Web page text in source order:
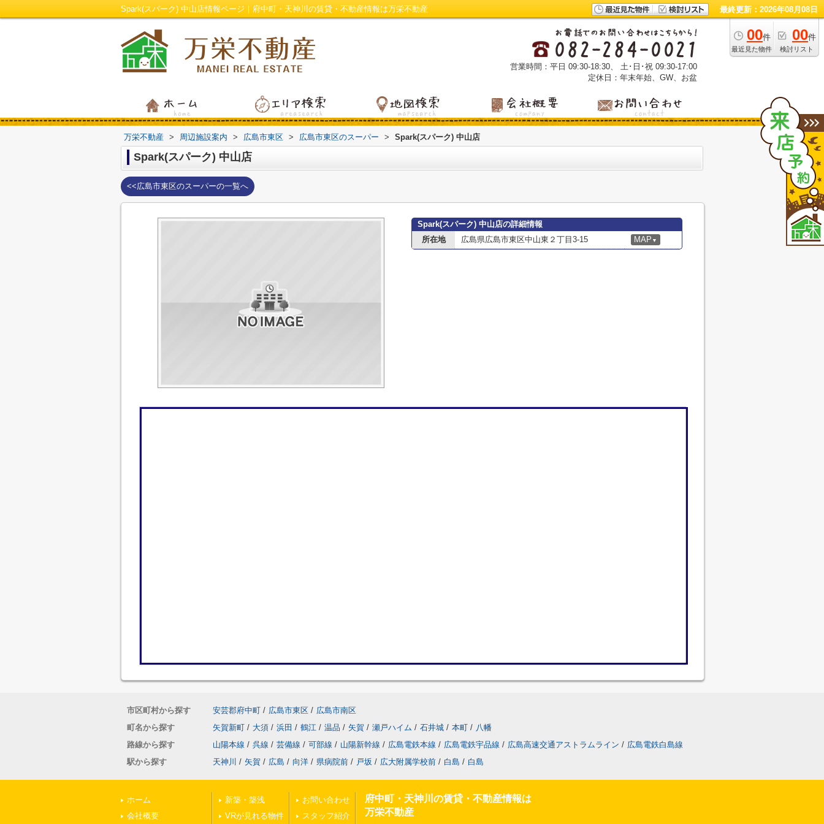
Spark(スパーク) 中山店情報ページ｜府中町・天神川の賃貸・不動産情報は万栄不動産 最終更新：2026年08月08日
00件
最近見た物件
00件
検討リスト
営業時間：平日 09:30-18:30、 土･日･祝 09:30-17:00
定休日：年末年始、GW、お盆
万栄不動産 > 周辺施設案内 > 広島市東区 > 広島市東区のスーパー > Spark(スパーク) 中山店
Spark(スパーク) 中山店
<<広島市東区のスーパーの一覧へ
Spark(スパーク) 中山店の詳細情報
所在地
広島県広島市東区中山東２丁目3-15 MAP ▼
市区町村から探す 安芸郡府中町 / 広島市東区 / 広島市南区
町名から探す
矢賀新町 / 大須 / 浜田 / 鶴江 / 温品 / 矢賀 / 瀬戸ハイム / 石井城 / 本町 / 八幡
路線から探す
山陽本線 / 呉線 / 芸備線 / 可部線 / 山陽新幹線 / 広島電鉄本線 / 広島電鉄宇品線 / 広島高速交通アストラムライン / 広島電鉄白島線
駅から探す
天神川 / 矢賀 / 広島 / 向洋 / 県病院前 / 戸坂 / 広大附属学校前 / 白島 / 白島
ホーム
会社概要
新築・築浅
VRが見れる物件
お問い合わせ
スタッフ紹介
府中町・天神川の賃貸・不動産情報は
万栄不動産